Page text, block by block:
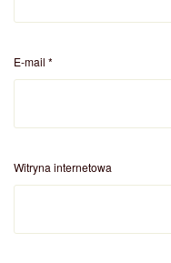
E-mail *
Witryna internetowa